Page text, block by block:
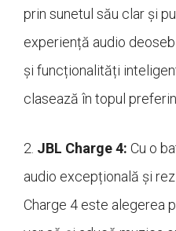
prin sunetul său clar și
experiență audio
și funcționalități
clasează în topul
2. JBL Charge 4: Cu o
audio excepțională și
Charge 4 este alegerea